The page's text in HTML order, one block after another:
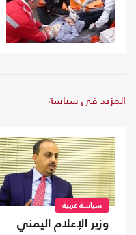
المزيد في سياسة
سياسة عربية
وزير الإعلام اليمني